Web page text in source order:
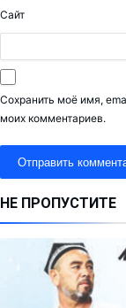
Сайт
Сохранить моё имя,
моих комментариев.
НЕ ПРОПУСТИТЕ